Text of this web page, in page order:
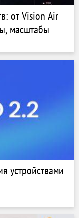
от Vision Air
масштабы
устройствами